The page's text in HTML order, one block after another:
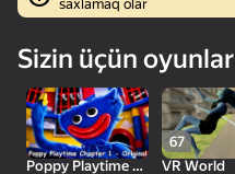
50
saxlamaq olar
Sizin üçün oyunlar
Poppy Playtime Chapter 1 - Original VR World
67